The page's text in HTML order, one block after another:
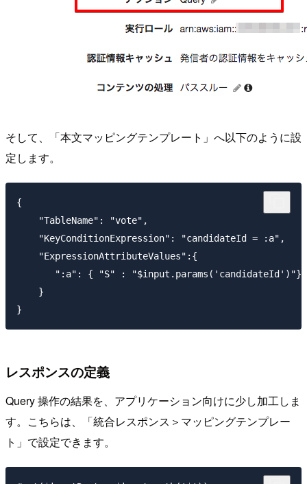
そして、「本文マッピングテンプレート」へ以下のように設
定します。
{
    "TableName": "vote",
    "KeyConditionExpression": "candidateId = :a",
    "ExpressionAttributeValues":{
       ":a": { "S" : "$input.params('candidateId')"}
    }
レスポンスの定義
Query 操作の結果を、アプリケーション向けに少し加工しま
す。こちらは、「統合レスポンス＞マッピングテンプレー
ト」で設定できます。